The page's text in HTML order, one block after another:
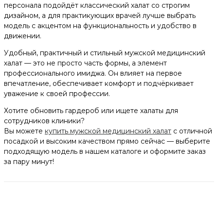
персонала подойдёт классический халат со строгим
дизайном, а для практикующих врачей лучше выбрать
модель с акцентом на функциональность и удобство в
движении.
Удобный, практичный и стильный мужской медицинский
халат — это не просто часть формы, а элемент
профессионального имиджа. Он влияет на первое
впечатление, обеспечивает комфорт и подчёркивает
уважение к своей профессии.
Хотите обновить гардероб или ищете халаты для
сотрудников клиники?
Вы можете купить мужской медицинский халат с отличной
посадкой и высоким качеством прямо сейчас — выберите
подходящую модель в нашем каталоге и оформите заказ
за пару минут!